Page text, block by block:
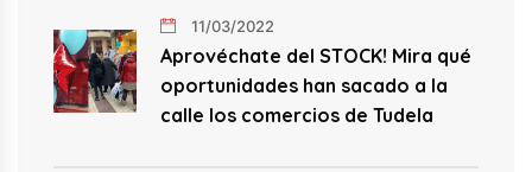
11/03/2022
Aprovéchate del STOCK! Mira qué
oportunidades han sacado a la
calle los comercios de Tudela